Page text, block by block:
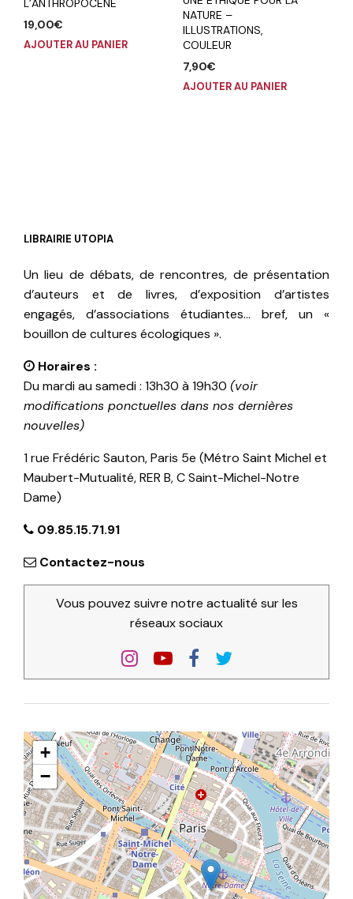
19,00€
AJOUTER AU PANIER
NATURE –
ILLUSTRATIONS,
COULEUR
7,90€
AJOUTER AU PANIER
LIBRAIRIE UTOPIA
Un lieu de débats, de rencontres, de présentation
d’auteurs et de livres, d’exposition d’artistes
engagés, d’associations étudiantes… bref, un «
bouillon de cultures écologiques ».
Horaires :
Du mardi au samedi : 13h30 à 19h30 (voir
modifications ponctuelles dans nos dernières
nouvelles)
1 rue Frédéric Sauton, Paris 5e (Métro Saint Michel et
Maubert-Mutualité, RER B, C Saint-Michel-Notre
Dame)
09.85.15.71.91
Contactez-nous
Vous pouvez suivre notre actualité sur les
réseaux sociaux
+
−